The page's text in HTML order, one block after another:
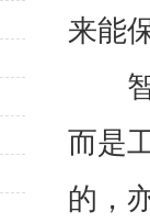
来能
智
而是
的，